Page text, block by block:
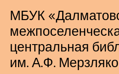
содержимому
МБУК
центральная
им. А.Ф.